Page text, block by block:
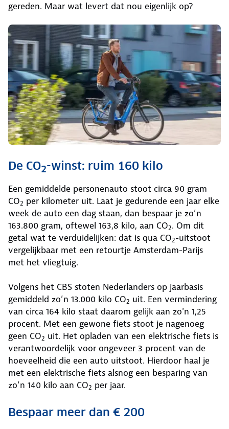
gereden. Maar wat levert dat nou eigenlijk op?
De CO2-winst: ruim 160 kilo
Een gemiddelde personenauto stoot circa 90 gram
CO2 per kilometer uit. Laat je gedurende een jaar elke
week de auto een dag staan, dan bespaar je zo’n
163.800 gram, oftewel 163,8 kilo, aan CO2. Om dit
getal wat te verduidelijken: dat is qua CO2-uitstoot
vergelijkbaar met een retourtje Amsterdam-Parijs
met het vliegtuig.
Volgens het CBS stoten Nederlanders op jaarbasis
gemiddeld zo’n 13.000 kilo CO2 uit. Een vermindering
van circa 164 kilo staat daarom gelijk aan zo'n 1,25
procent. Met een gewone fiets stoot je nagenoeg
geen CO2 uit. Het opladen van een elektrische fiets is
verantwoordelijk voor ongeveer 3 procent van de
hoeveelheid die een auto uitstoot. Hierdoor haal je
met een elektrische fiets alsnog een besparing van
zo’n 140 kilo aan CO2 per jaar.
Bespaar meer dan € 200